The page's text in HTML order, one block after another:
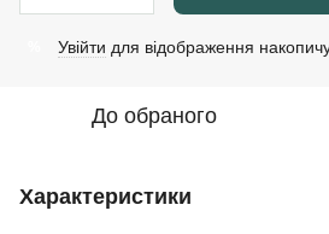
Увійти для відображення
До обраного
Характеристики